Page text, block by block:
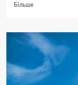
БільшеДокладніше
пакунок
ожив,
а
–
спритний